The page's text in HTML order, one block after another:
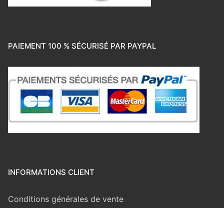
PAIEMENT 100 % SÉCURISÉ PAR PAYPAL
INFORMATIONS CLIENT
Conditions générales de vente